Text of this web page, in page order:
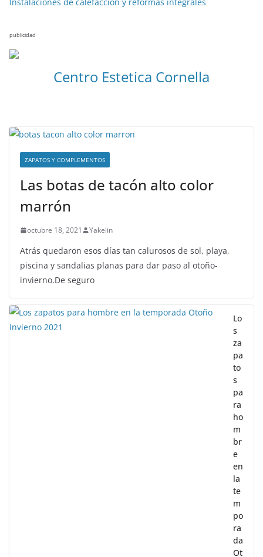
publicidad
Centro Estetica Cornella
ZAPATOS Y COMPLEMENTOS
Las botas de tacón alto color
marrón
octubre 18, 2021 Yakelin
Atrás quedaron esos días tan calurosos de sol, playa,
piscina y sandalias planas para dar paso al otoño-
invierno.De seguro
Lo
s
za
pa
to
s
pa
ra
ho
m
br
e
en
la
te
m
po
ra
da
Ot